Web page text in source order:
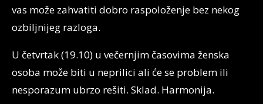
vas može zahvatiti dobro raspoloženje bez nekog
ozbiljnijeg razloga.
U četvrtak (19.10) u večernjim časovima ženska
osoba može biti u neprilici ali će se problem ili
nesporazum ubrzo rešiti. Sklad. Harmonija.